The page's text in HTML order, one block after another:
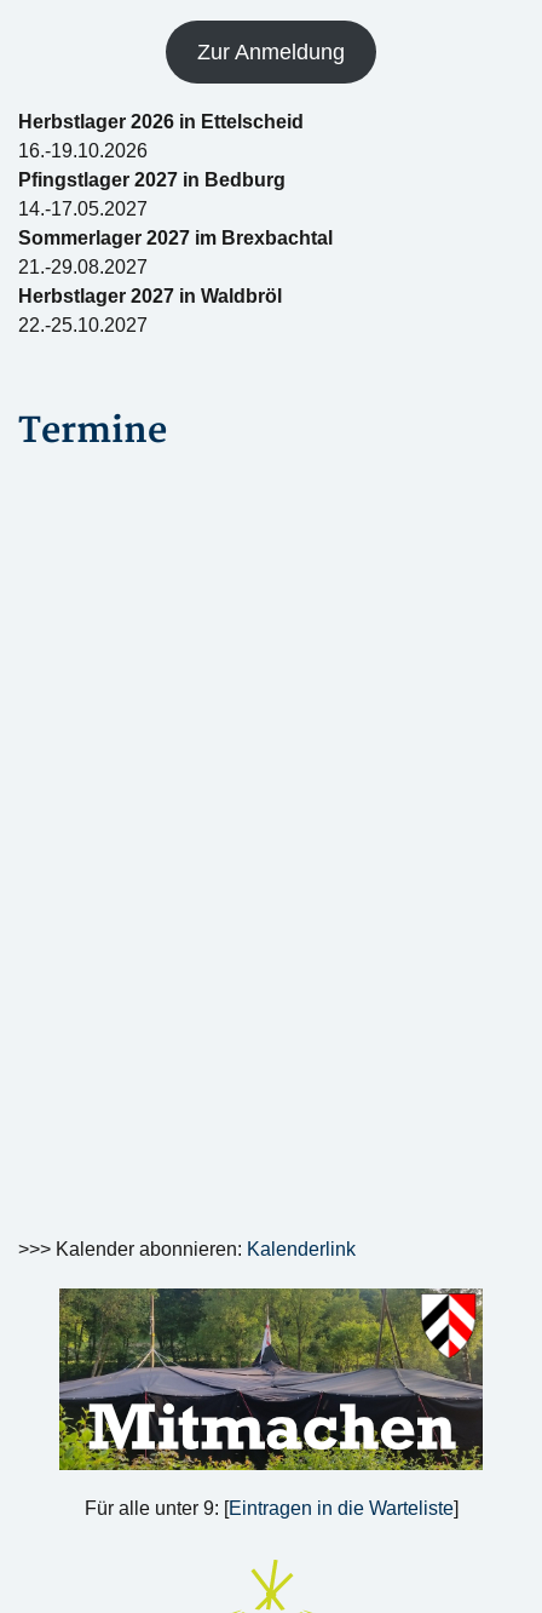
Zur Anmeldung
Herbstlager 2026 in Ettelscheid
16.-19.10.2026
Pfingstlager 2027 in Bedburg
14.-17.05.2027
Sommerlager 2027 im Brexbachtal
21.-29.08.2027
Herbstlager 2027 in Waldbröl
22.-25.10.2027
Termine
>>> Kalender abonnieren: Kalenderlink
Für alle unter 9: [Eintragen in die Warteliste]